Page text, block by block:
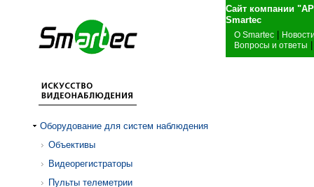
Сайт компании
О Smartec
Вопросы и ответы
Оборудование для систем наблюдения
Объективы
Видеорегистраторы
Пульты телеметрии